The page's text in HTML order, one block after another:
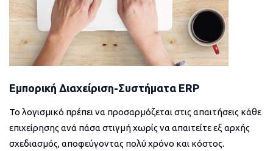
Εμπορική Διαχείριση-Συστήματα ERP
Το λογισμικό πρέπει να προσαρμόζεται στις απαιτήσεις κάθε
επιχείρησης ανά πάσα στιγμή χωρίς να απαιτείτε εξ αρχής
σχεδιασμός, αποφεύγοντας πολύ χρόνο και κόστος.